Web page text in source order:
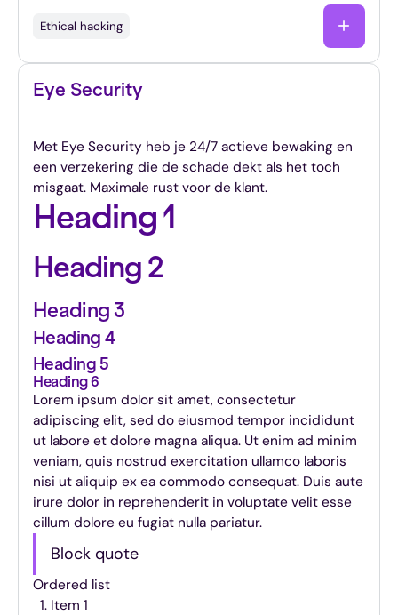
Ethical hacking
Eye Security
Met Eye Security heb je 24/7 actieve bewaking en
een verzekering die de schade dekt als het toch
misgaat. Maximale rust voor de klant.
Heading 1
Heading 2
Heading 3
Heading 4
Heading 5
Heading 6
Lorem ipsum dolor sit amet, consectetur
adipiscing elit, sed do eiusmod tempor incididunt
ut labore et dolore magna aliqua. Ut enim ad minim
veniam, quis nostrud exercitation ullamco laboris
nisi ut aliquip ex ea commodo consequat. Duis aute
irure dolor in reprehenderit in voluptate velit esse
cillum dolore eu fugiat nulla pariatur.
Block quote
Ordered list
Item 1